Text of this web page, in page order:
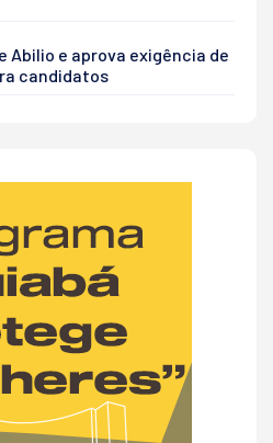
Abilio e aprova exigência de
candidatos